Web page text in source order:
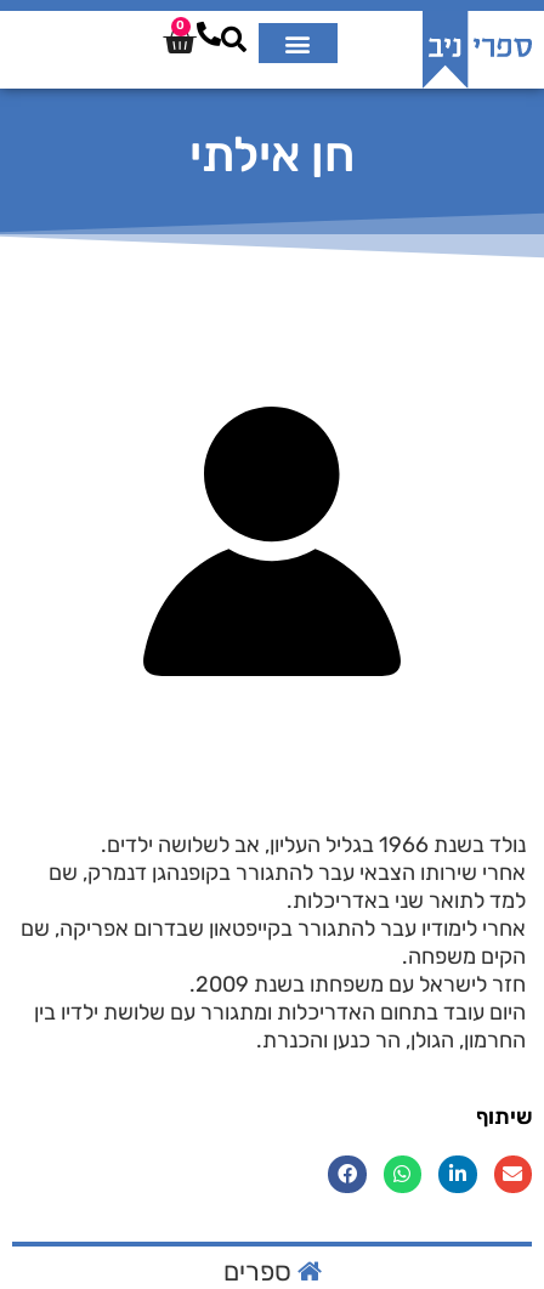
0
חן אילתי
נולד בשנת 1966 בגליל העליון, אב לשלושה ילדים.
אחרי שירותו הצבאי עבר להתגורר בקופנהגן דנמרק, שם
למד לתואר שני באדריכלות.
אחרי לימודיו עבר להתגורר בקייפטאון שבדרום אפריקה, שם
הקים משפחה.
חזר לישראל עם משפחתו בשנת 2009.
היום עובד בתחום האדריכלות ומתגורר עם שלושת ילדיו בין
החרמון, הגולן, הר כנען והכנרת.
שיתוף
ספרים